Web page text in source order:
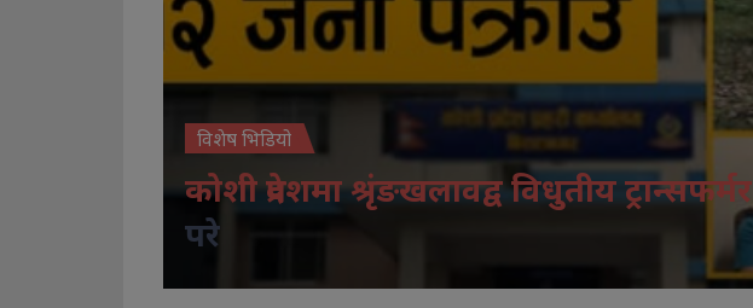
विशेष भिडियो
कोशी प्रदेशमा श्रृंङखलावद्व विधुतीय ट्रान्सफर्मर
परे